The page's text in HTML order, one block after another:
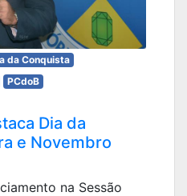
da Conquista
PCdoB
Dia da
e Novembro
na Sessão